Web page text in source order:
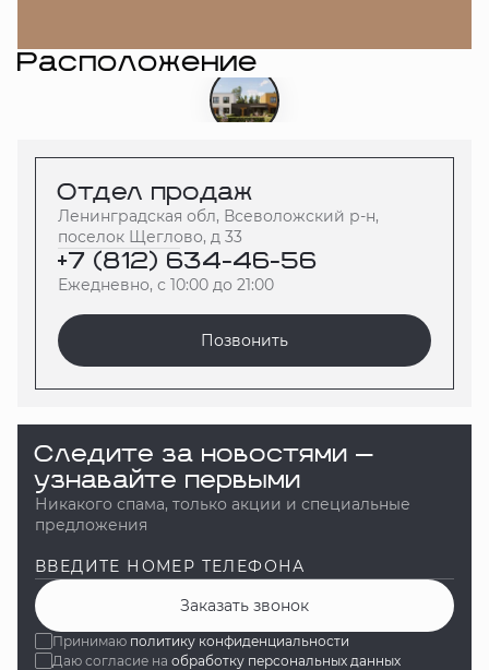
Расположение
Отдел продаж
Ленинградская обл, Всеволожский р-н,
поселок Щеглово, д 33
+7 (812) 634-46-56
Ежедневно, с 10:00 до 21:00
Позвонить
Следите за новостями —
узнавайте первыми
Никакого спама, только акции и специальные
предложения
ВВЕДИТЕ НОМЕР ТЕЛЕФОНА
Заказать звонок
Принимаю политику конфиденциальности
Даю согласие на обработку персональных данных